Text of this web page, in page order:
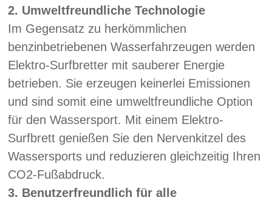
2. Umweltfreundliche Technologie
Im Gegensatz zu herkömmlichen
benzinbetriebenen Wasserfahrzeugen werden
Elektro-Surfbretter mit sauberer Energie
betrieben. Sie erzeugen keinerlei Emissionen
und sind somit eine umweltfreundliche Option
für den Wassersport. Mit einem Elektro-
Surfbrett genießen Sie den Nervenkitzel des
Wassersports und reduzieren gleichzeitig Ihren
CO2-Fußabdruck.
3. Benutzerfreundlich für alle